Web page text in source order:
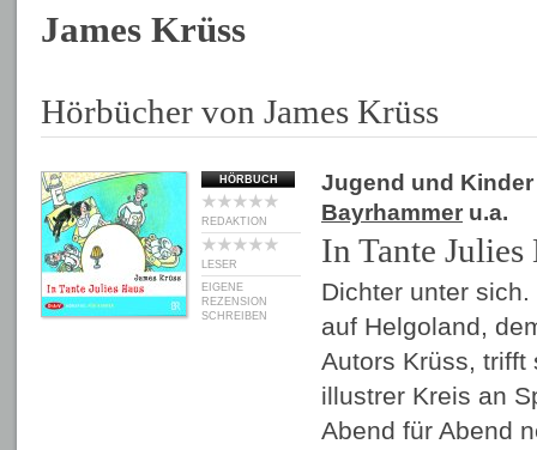
James Krüss
Hörbücher von James Krüss
HÖRBUCH
REDAKTION
LESER
EIGENE
REZENSION
SCHREIBEN
Jugend und Kinder
Bayrhammer u.a.
In Tante Julies
Dichter unter
auf Helgoland,
Autors Krüss,
illustrer Kreis an
Abend für Abend